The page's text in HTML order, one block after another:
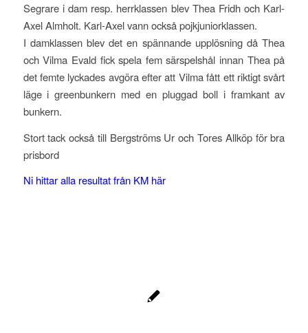
Segrare i dam resp. herrklassen blev Thea Fridh och Karl-
Axel Almholt. Karl-Axel vann också pojkjuniorklassen.
I damklassen blev det en spännande upplösning då Thea
och Vilma Evald fick spela fem särspelshål innan Thea på
det femte lyckades avgöra efter att Vilma fått ett riktigt svårt
läge i greenbunkern med en pluggad boll i framkant av
bunkern.
Stort tack också till Bergströms Ur och Tores Allköp för bra
prisbord
Ni hittar alla resultat från KM här